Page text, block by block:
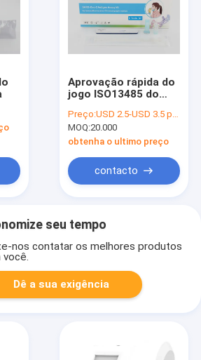
Aprovação rápida do
jogo ISO13485 do
19 orofaríngeos
Preço:USD 2.5-USD 3.5 per test
MOQ:20.000
obtenha o ultimo preço
contacto
seu tempo
nos contatar os melhores produtos
você.
Dê a sua exigência